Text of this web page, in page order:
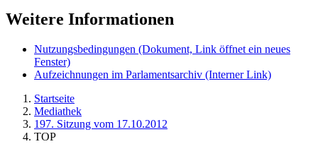
Weitere Informationen
Nutzungsbedingungen (Dokument, Link öffnet ein neues
Fenster)
Aufzeichnungen im Parlamentsarchiv (Interner Link)
Startseite
Mediathek
197. Sitzung vom 17.10.2012
TOP